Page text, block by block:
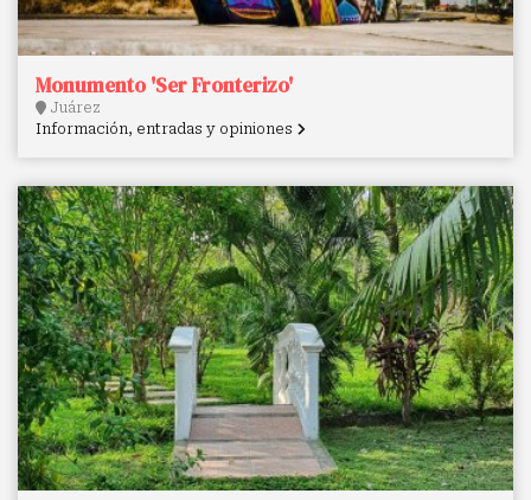
Monumento 'Ser Fronterizo'
Juárez
Información, entradas y opiniones